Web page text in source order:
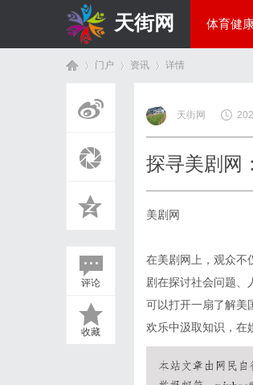
天街网 体育健
门户 资讯
›
详情
评论
收藏
天街网
探寻美剧网
美剧网
在美剧网上，观众不
剧在探讨社会问题、
可以打开一扇了解美
欢乐中汲取知识，在